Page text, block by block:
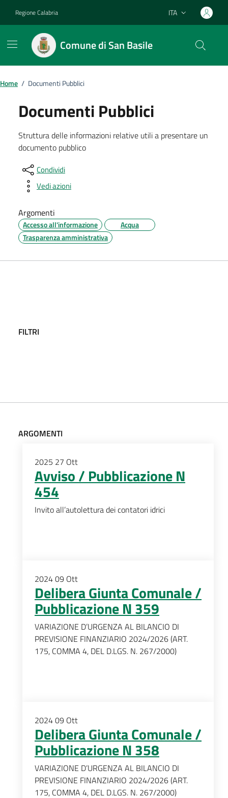
Regione Calabria Lingua attiva:
ITA
Comune di San Basile
Home / Documenti Pubblici
Documenti Pubblici
Struttura delle informazioni relative utili a presentare un
documento pubblico
Condividi
Vedi azioni
Argomenti
Accesso all'informazione
Acqua
Trasparenza amministrativa
FILTRI
ARGOMENTI
2025 27 Ott
Avviso / Pubblicazione N
454
Invito all’autolettura dei contatori idrici
202409 Ott
Delibera Giunta Comunale /
Pubblicazione N 359
VARIAZIONE D’URGENZA AL BILANCIO DI
PREVISIONE FINANZIARIO 2024/2026 (ART.
175, COMMA 4, DEL D.LGS. N. 267/2000)
202409 Ott
Delibera Giunta Comunale /
Pubblicazione N 358
VARIAZIONE D’URGENZA AL BILANCIO DI
PREVISIONE FINANZIARIO 2024/2026 (ART.
175, COMMA 4, DEL D.LGS. N. 267/2000)